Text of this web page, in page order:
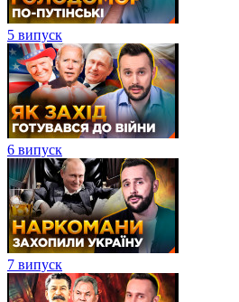
5 випуск
6 випуск
7 випуск